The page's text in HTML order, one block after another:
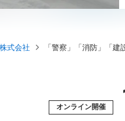
式会社 「警察」「消防」「
オンライン開催